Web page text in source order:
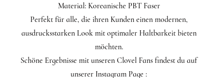
Material: Koreanische PBT Faser
Perfekt für alle, die ihren Kunden einen modernen,
ausdrucksstarken Look mit optimaler Haltbarkeit bieten
möchten.
Schöne Ergebnisse mit unseren Clovel Fans findest du auf
unserer Instagram Page :